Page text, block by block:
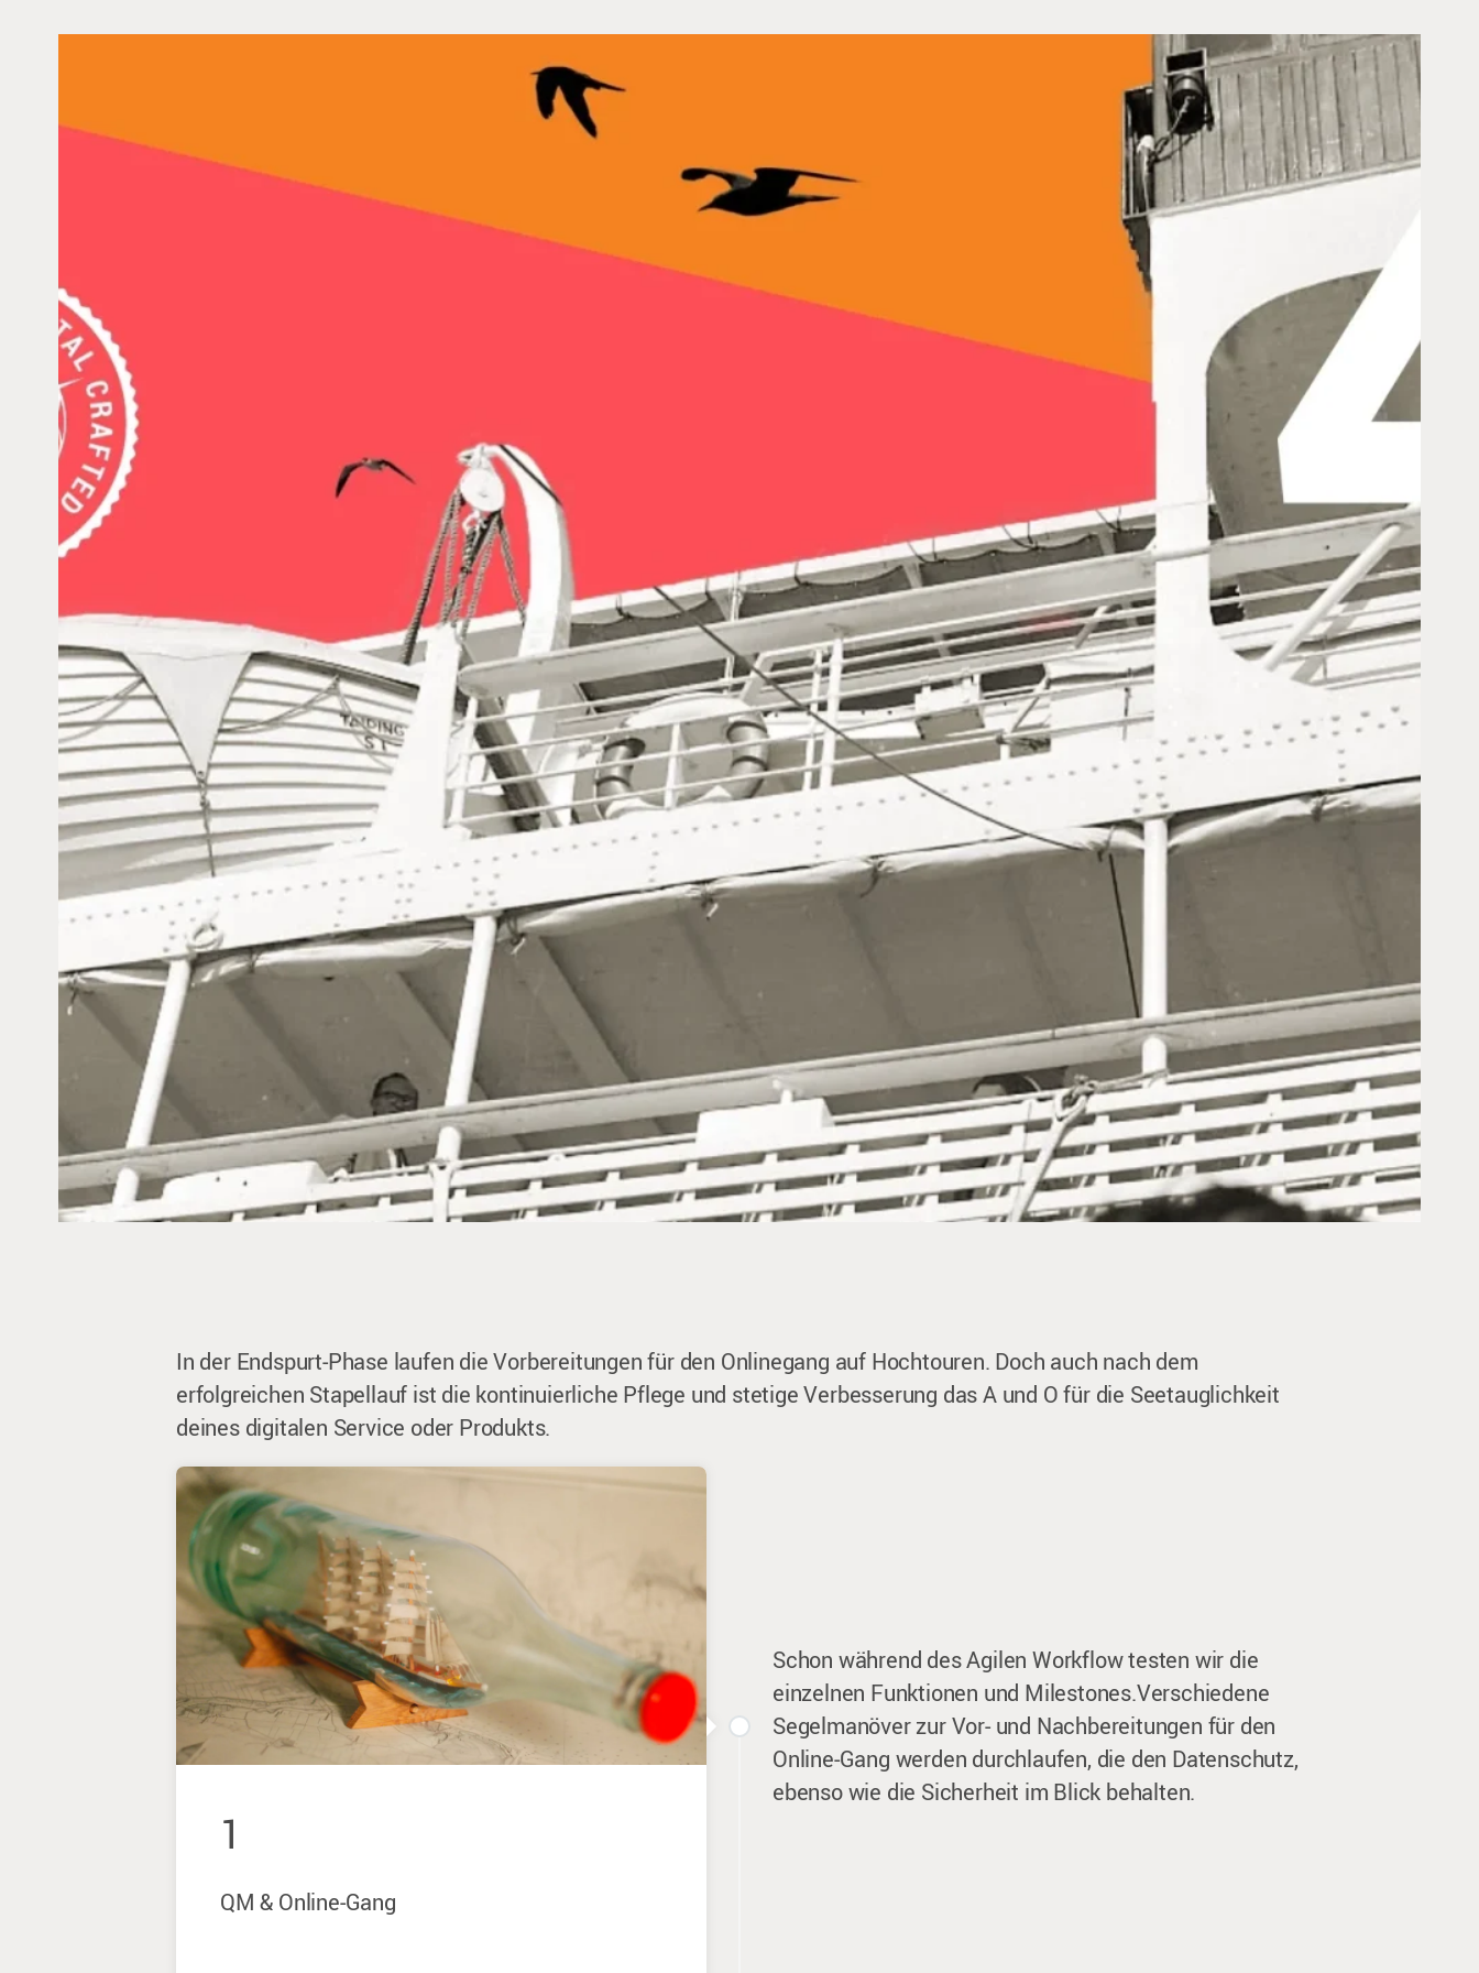
In der Endspurt-Phase laufen die Vorbereitungen für den Onlinegang auf Hochtouren. Doch auch nach dem
erfolgreichen Stapellauf ist die kontinuierliche Pflege und stetige Verbesserung das A und O für die Seetauglichkeit
deines digitalen Service oder Produkts.
1
QM & Online-Gang
Schon während des Agilen Workflow testen wir die
einzelnen Funktionen und Milestones.Verschiedene
Segelmanöver zur Vor- und Nachbereitungen für den
Online-Gang werden durchlaufen, die den Datenschutz,
ebenso wie die Sicherheit im Blick behalten.